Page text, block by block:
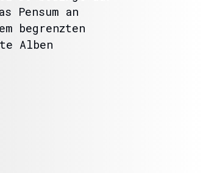
Pensum an
begrenzten
Alben